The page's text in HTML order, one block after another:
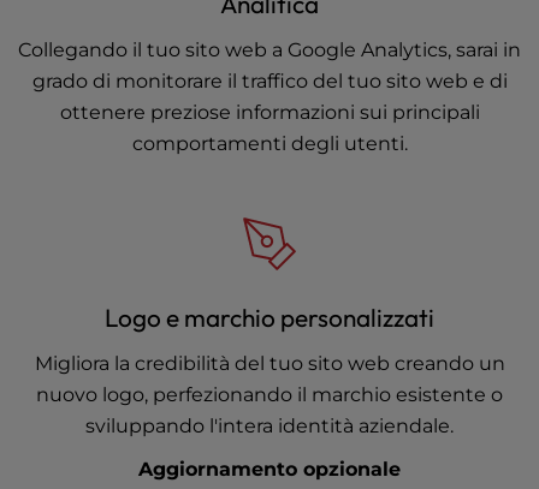
Collegando il tuo sito web a Google Analytics, sarai in
grado di monitorare il traffico del tuo sito web e di
ottenere preziose informazioni sui principali
comportamenti degli utenti.
Logo e marchio personalizzati
Migliora la credibilità del tuo sito web creando un
nuovo logo, perfezionando il marchio esistente o
sviluppando l'intera identità aziendale.
Aggiornamento opzionale